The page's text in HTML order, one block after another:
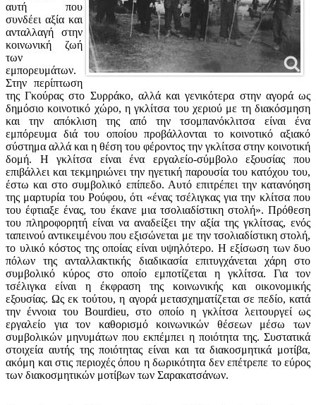
αυτή που
συνδέει αξία και
ανταλλαγή στην
κοινωνική ζωή
των
εμπορευμάτων.
Στην περίπτωση
της Γκούρας στο Συρράκο, αλλά και γενικότερα στην αγορά ως
δημόσιο κοινοτικό χώρο, η γκλίτσα του χεριού με τη διακόσμηση
και την απόκλιση της από την τσομπανόκλιτσα είναι ένα
εμπόρευμα διά του οποίου προβάλλονται το κοινοτικό αξιακό
σύστημα αλλά και η θέση του φέροντος την γκλίτσα στην κοινοτική
δομή. Η γκλίτσα είναι ένα εργαλείο-σύμβολο εξουσίας που
επιβάλλει και τεκμηριώνει την ηγετική παρουσία του κατόχου του,
έστω και στο συμβολικό επίπεδο. Αυτό επιτρέπει την κατανόηση
της μαρτυρία του Ρούφου, ότι «ένας τσέλιγκας για την κλίτσα που
του έφτιαξε ένας, του έκανε μια τσολιαδίστικη στολή». Πρόθεση
του πληροφορητή είναι να αναδείξει την αξία της γκλίτσας, ενός
ταπεινού αντικειμένου που εξισώνεται με την τσολιαδίστικη στολή,
το υλικό κόστος της οποίας είναι υψηλότερο. Η εξίσωση των δυο
πόλων της ανταλλακτικής διαδικασία επιτυγχάνεται χάρη στο
συμβολικό κύρος στο οποίο εμποτίζεται η γκλίτσα. Για τον
τσέλιγκα είναι η έκφραση της κοινωνικής και οικονομικής
εξουσίας. Ως εκ τούτου, η αγορά μετασχηματίζεται σε πεδίο, κατά
την έννοια του Bourdieu, στο οποίο η γκλίτσα λειτουργεί ως
εργαλείο για τον καθορισμό κοινωνικών θέσεων μέσω των
συμβολικών μηνυμάτων που εκπέμπει η ποιότητα της. Συστατικά
στοιχεία αυτής της ποιότητας είναι και τα διακοσμητικά μοτίβα,
ακόμη και στις περιοχές όπου η δωρικότητα δεν επέτρεπε το εύρος
των διακοσμητικών μοτίβων των Σαρακατσάνων.